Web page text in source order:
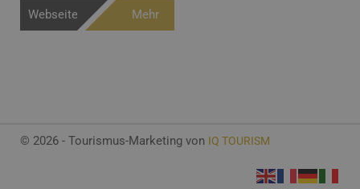
Webseite Mehr
© 2026 - Tourismus-Marketing von IQ TOURISM